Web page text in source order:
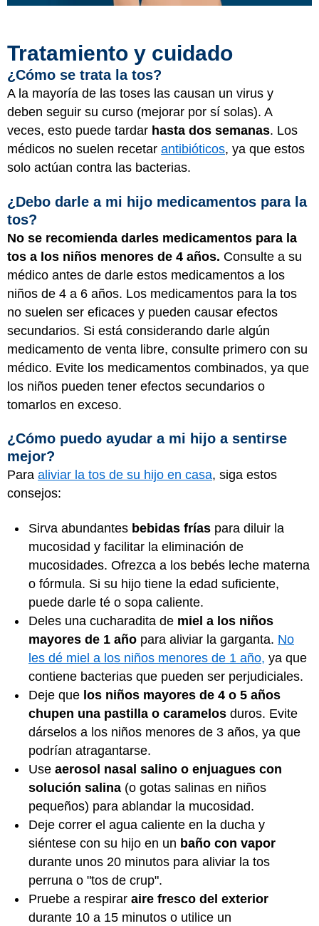
Tratamiento y cuidado
¿Cómo se trata la tos?
A la mayoría de las toses las causan un virus y
deben seguir su curso (mejorar por sí solas). A
veces, esto puede tardar hasta dos semanas. Los
médicos no suelen recetar antibióticos, ya que estos
solo actúan contra las bacterias.
¿Debo darle a mi hijo medicamentos para la
tos?
No se recomienda darles medicamentos para la
tos a los niños menores de 4 años. Consulte a su
médico antes de darle estos medicamentos a los
niños de 4 a 6 años. Los medicamentos para la tos
no suelen ser eficaces y pueden causar efectos
secundarios. Si está considerando darle algún
medicamento de venta libre, consulte primero con su
médico. Evite los medicamentos combinados, ya que
los niños pueden tener efectos secundarios o
tomarlos en exceso.
¿Cómo puedo ayudar a mi hijo a sentirse
mejor?
Para aliviar la tos de su hijo en casa, siga estos
consejos:
Sirva abundantes bebidas frías para diluir la
mucosidad y facilitar la eliminación de
mucosidades. Ofrezca a los bebés leche materna
o fórmula. Si su hijo tiene la edad suficiente,
puede darle té o sopa caliente.
Deles una cucharadita de miel a los niños
mayores de 1 año para aliviar la garganta. No
les dé miel a los niños menores de 1 año, ya que
contiene bacterias que pueden ser perjudiciales.
Deje que los niños mayores de 4 o 5 años
chupen una pastilla o caramelos duros. Evite
dárselos a los niños menores de 3 años, ya que
podrían atragantarse.
Use aerosol nasal salino o enjuagues con
solución salina (o gotas salinas en niños
pequeños) para ablandar la mucosidad.
Deje correr el agua caliente en la ducha y
siéntese con su hijo en un baño con vapor
durante unos 20 minutos para aliviar la tos
perruna o "tos de crup".
Pruebe a respirar aire fresco del exterior
durante 10 a 15 minutos o utilice un